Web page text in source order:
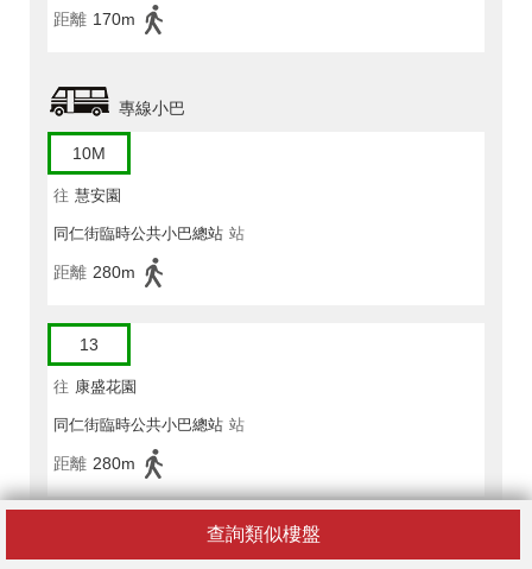
查詢類似樓盤
距離 170m
專線小巴
10M
往 慧安園
同仁街臨時公共小巴總站 站
距離 280m
13
往 康盛花園
同仁街臨時公共小巴總站 站
距離 280m